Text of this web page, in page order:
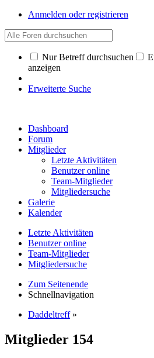
Anmelden oder registrieren
Nur Betreff durchsuchen
anzeigen
Erweiterte Suche
Dashboard
Forum
Mitglieder
Letzte Aktivitäten
Benutzer online
Team-Mitglieder
Mitgliedersuche
Galerie
Kalender
Letzte Aktivitäten
Benutzer online
Team-Mitglieder
Mitgliedersuche
Zum Seitenende
Schnellnavigation
Daddeltreff »
Mitglieder 154